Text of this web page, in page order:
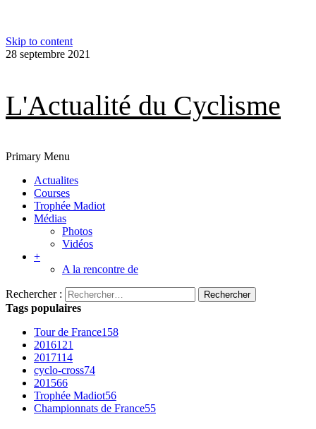
Skip to content
28 septembre 2021
L'Actualité du Cyclisme
Primary Menu
Actualites
Courses
Trophée Madiot
Médias
Photos
Vidéos
+
A la rencontre de
Rechercher :
Tags populaires
Tour de France158
2016121
2017114
cyclo-cross74
201566
Trophée Madiot56
Championnats de France55